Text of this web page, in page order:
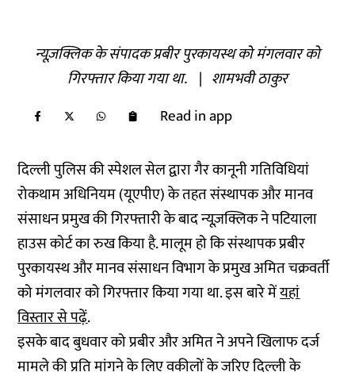
न्यूज़क्लिक के संपादक प्रबीर पुरकायस्थ को मंगलवार को
गिरफ्तार किया गया था. | शामभवी ठाकुर
Read in app
दिल्ली पुलिस की स्पेशल सेल द्वारा गैर कानूनी गतिविधियां
रोकथाम अधिनियम (यूएपीए) के तहत संस्थापक और मानव
संसाधन प्रमुख की गिरफ्तारी के बाद न्यूज़क्लिक ने पटियाला
हाउस कोर्ट का रुख किया है. मालूम हो कि संस्थापक प्रबीर
पुरकायस्थ और मानव संसाधन विभाग के प्रमुख अमित चक्रवर्ती
को मंगलवार को गिरफ्तार किया गया था. इस बारे मेंयहां
विस्तार से पढ़ें.
इसके बाद बुधवार को प्रबीर और अमित ने अपने खिलाफ दर्ज
मामले की प्रति मांगने के लिए वकीलों के जरिए दिल्ली के